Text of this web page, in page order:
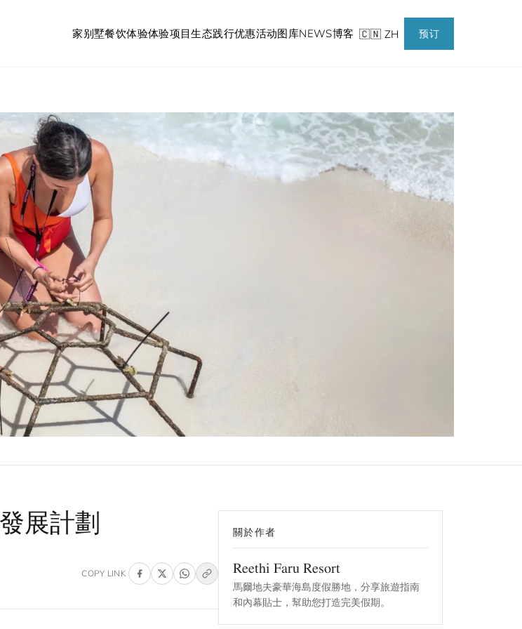
家别墅餐饮体验体验项目生态践行优惠活动图库NEWS博客 🇨🇳 ZH 预订
展計劃
COPY LINK
關於作者
Reethi Faru Resort
馬爾地夫豪華海島度假勝地，分享旅遊指南
和內幕貼士，幫助您打造完美假期。